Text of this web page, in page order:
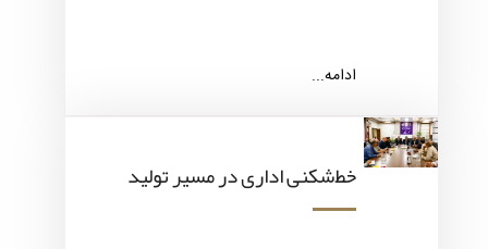
ادامه...
خط‌شکنی اداری در مسیر تولید